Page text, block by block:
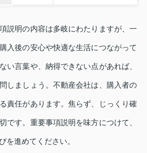
説明の内容は多岐にわたりますが、一
入後の安心や快適な生活につながって
い言葉や、納得できない点があれば、
しましょう。不動産会社は、購入者の
責任があります。焦らず、じっくり確
です。重要事項説明を味方につけて、
を進めてください。